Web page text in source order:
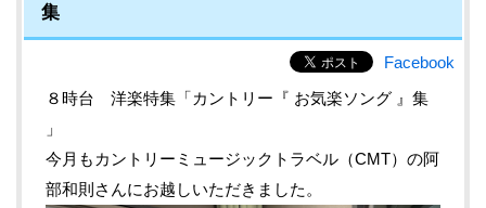
集
Facebook
８時台 洋楽特集「カントリー『 お気楽ソング 』集
」
今月もカントリーミュージックトラベル（CMT）の阿
部和則さんにお越しいただきました。